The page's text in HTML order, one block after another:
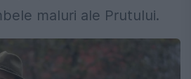
maluri ale Prutului.